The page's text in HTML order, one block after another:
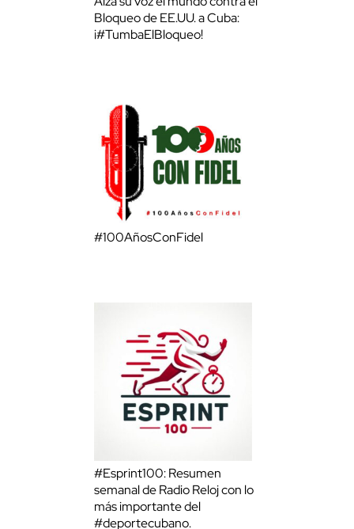
Bloqueo de EE.UU. a Cuba:
¡#TumbaElBloqueo!
#100AñosConFidel
#Esprint100: Resumen
semanal de Radio Reloj con lo
más importante del
#deportecubano.